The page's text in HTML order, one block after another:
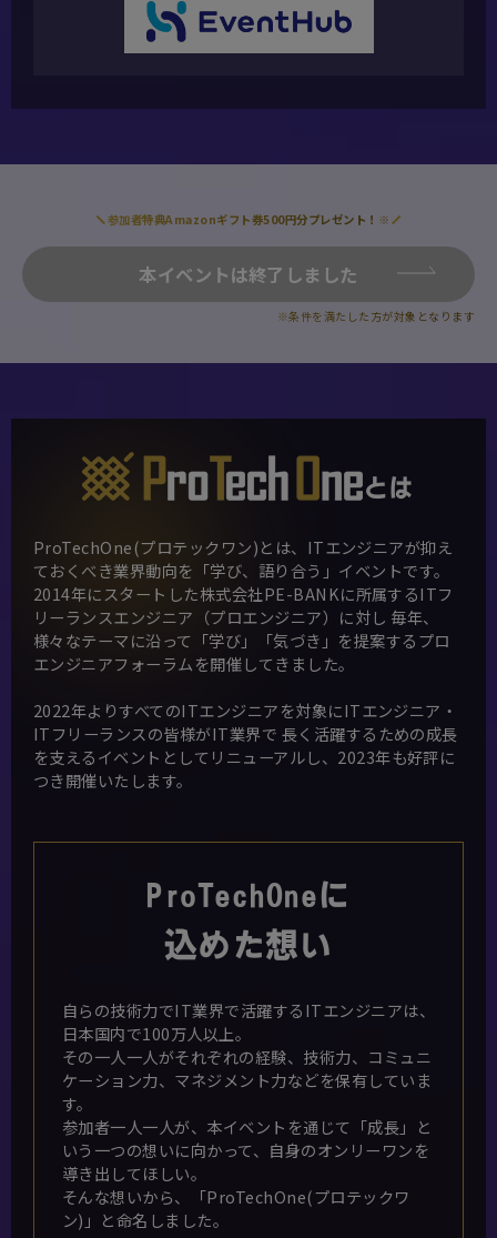
参加者特典Amazonギフト券500円分プレゼント！ ※
本イベントは終了しました
※条件を満たした方が対象となります
とは
ProTechOne(プロテックワン)とは、ITエンジニアが抑え
ておくべき業界動向を「学び、語り合う」イベントです。
2014年にスタートした株式会社PE-BANKに所属するITフ
リーランスエンジニア（プロエンジニア）に対し 毎年、
様々なテーマに沿って「学び」「気づき」を提案するプロ
エンジニアフォーラムを開催してきました。
2022年よりすべてのITエンジニアを対象にITエンジニア・
ITフリーランスの皆様がIT業界で 長く活躍するための成長
を支えるイベントとしてリニューアルし、2023年も好評に
つき開催いたします。
ProTechOneに
込めた想い
自らの技術力でIT業界で活躍するITエンジニアは、
日本国内で100万人以上。
その一人一人がそれぞれの経験、技術力、コミュニ
ケーション力、マネジメント力などを保有していま
す。
参加者一人一人が、本イベントを通じて「成長」と
いう一つの想いに向かって、自身のオンリーワンを
導き出してほしい。
そんな想いから、「ProTechOne(プロテックワ
ン)」と命名しました。